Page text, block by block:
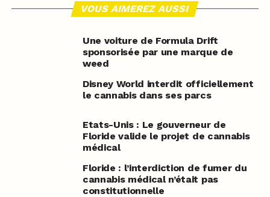
VOUS AIMEREZ AUSSI
Une voiture de Formula Drift
sponsorisée par une marque de
weed
Disney World interdit officiellement
le cannabis dans ses parcs
Etats-Unis : Le gouverneur de
Floride valide le projet de cannabis
médical
Floride : l’interdiction de fumer du
cannabis médical n’était pas
constitutionnelle